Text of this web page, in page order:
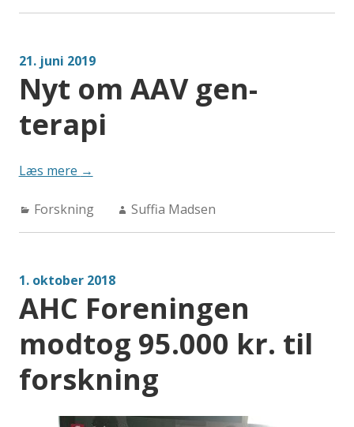
AHC18+
21. juni 2019
Nyt om AAV gen-
terapi
Læs mere “Nyt
AAV
gen-
→
Categories:
Forskning Author:
Suffia Madsen
1. oktober 2018
AHC Foreningen
modtog 95.000 kr. til
forskning